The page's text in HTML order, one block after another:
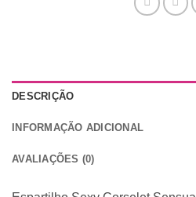
DESCRIÇÃO
INFORMAÇÃO ADICIONAL
AVALIAÇÕES (0)